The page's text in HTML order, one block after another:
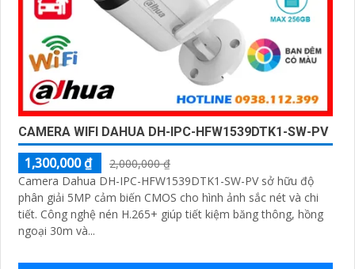
CAMERA WIFI DAHUA DH-IPC-HFW1539DTK1-SW-PV
1,300,000 ₫
2,000,000 ₫
Camera Dahua DH-IPC-HFW1539DTK1-SW-PV sở hữu độ
phân giải 5MP cảm biến CMOS cho hình ảnh sắc nét và chi
tiết. Công nghệ nén H.265+ giúp tiết kiệm băng thông, hồng
ngoại 30m và...